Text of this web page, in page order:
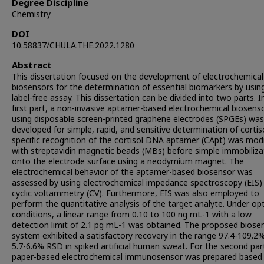
Degree Discipline
Chemistry
DOI
10.58837/CHULA.THE.2022.1280
Abstract
This dissertation focused on the development of electrochemical
biosensors for the determination of essential biomarkers by
label-free assay. This dissertation can be divided into two parts.
first part, a non-invasive aptamer-based electrochemical
using disposable screen-printed graphene electrodes (SPGEs) was
developed for simple, rapid, and sensitive determination of
specific recognition of the cortisol DNA aptamer (CApt) was
with streptavidin magnetic beads (MBs) before simple
onto the electrode surface using a neodymium magnet. The
electrochemical behavior of the aptamer-based biosensor was
assessed by using electrochemical impedance spectroscopy
cyclic voltammetry (CV). Furthermore, EIS was also employed to
perform the quantitative analysis of the target analyte. Under
conditions, a linear range from 0.10 to 100 ng mL-1 with a low
detection limit of 2.1 pg mL-1 was obtained. The proposed
system exhibited a satisfactory recovery in the range 97.4-
5.7-6.6% RSD in spiked artificial human sweat. For the second
paper-based electrochemical immunosensor was prepared